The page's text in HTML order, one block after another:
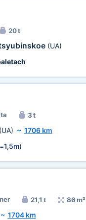
20 t
(UA)
3 t
(UA) ~ 1706 km
1,5m)
21,1 t 86 m³
~ 1704 km